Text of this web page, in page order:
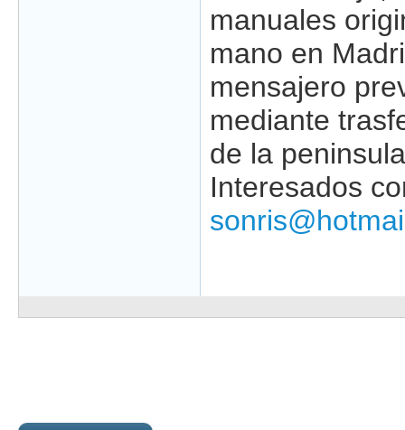
manuales
mano en
mensajero
mediante
de la
Interesados